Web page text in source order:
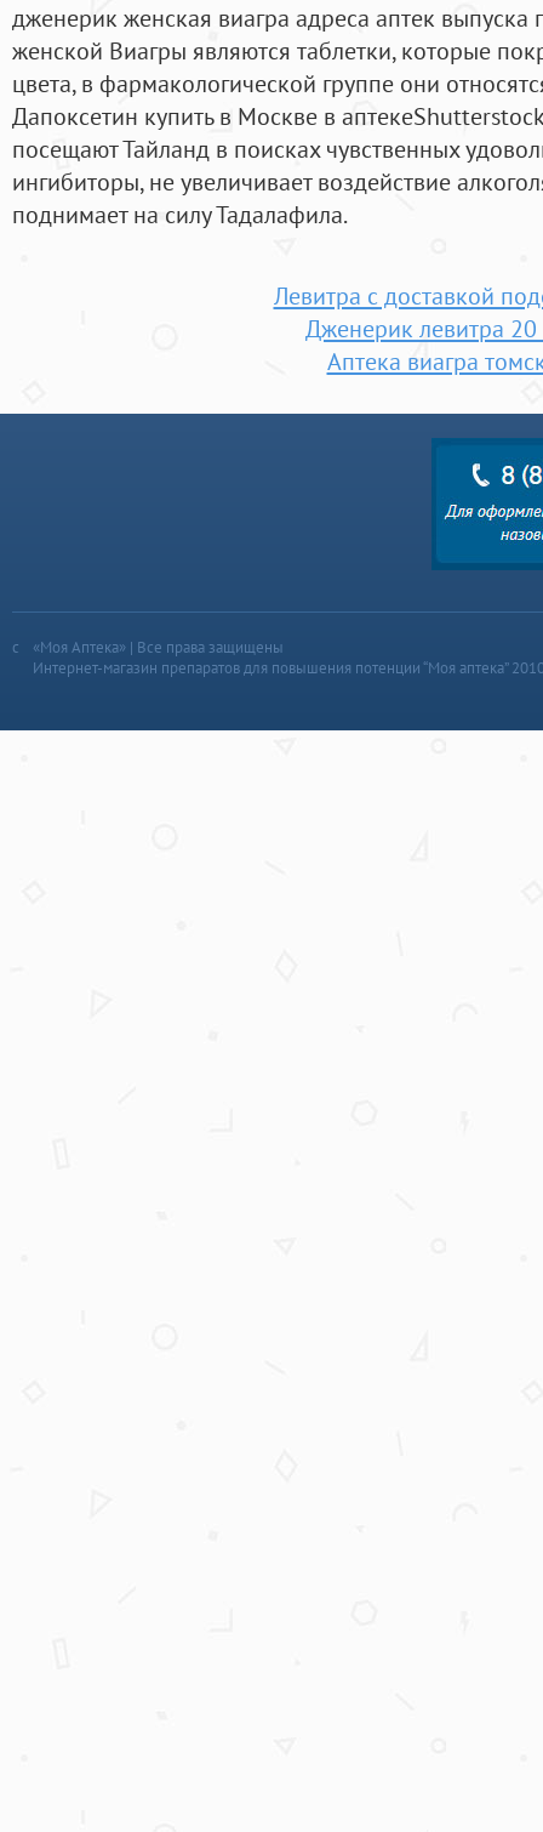
дженерик женская виагра адреса аптек
женской Виагры являются таблетки, которые
цвета, в фармакологической группе они
Дапоксетин купить в Москве в
посещают Тайланд в поисках чувственных
ингибиторы, не увеличивает воздействие
поднимает на силу Тадалафила.
Левитра с доставкой
Дженерик левитра 20
Аптека виагра
«Моя Аптека» | Все права защищены
Интернет-магазин препаратов для повышения потенции “Моя аптека”